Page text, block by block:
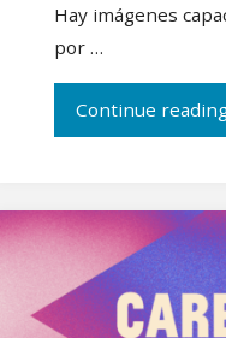
Hay imágenes
por …
Continue